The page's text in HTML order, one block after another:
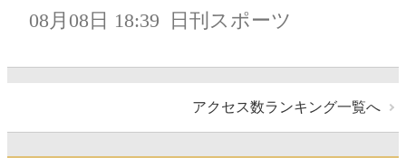
08月08日 18:39 日刊スポーツ
アクセス数ランキング一覧へ